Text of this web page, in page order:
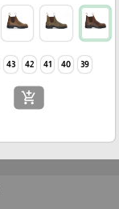
39
40
41
42
43
add_shopping_cart